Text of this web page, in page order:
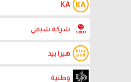
KA
شركة شيفي
هيرا بيد
وطنية